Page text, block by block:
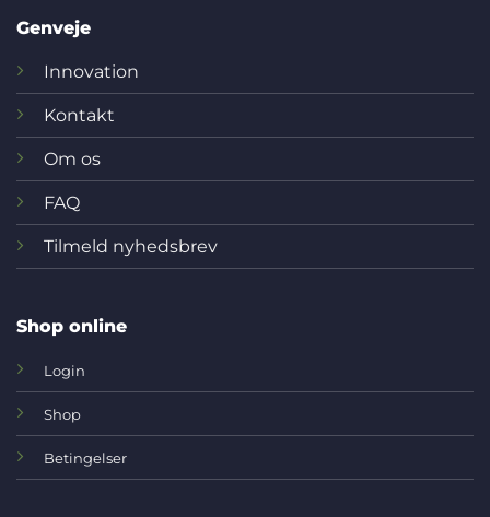
Genveje
Innovation
Kontakt
Om os
FAQ
Tilmeld nyhedsbrev
Shop online
Login
Shop
Betingelser